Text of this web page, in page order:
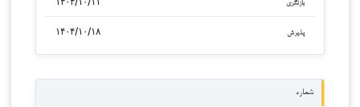
بازنگری
پذیرش ۱۴۰۴/۱۰/۱۸
شماره